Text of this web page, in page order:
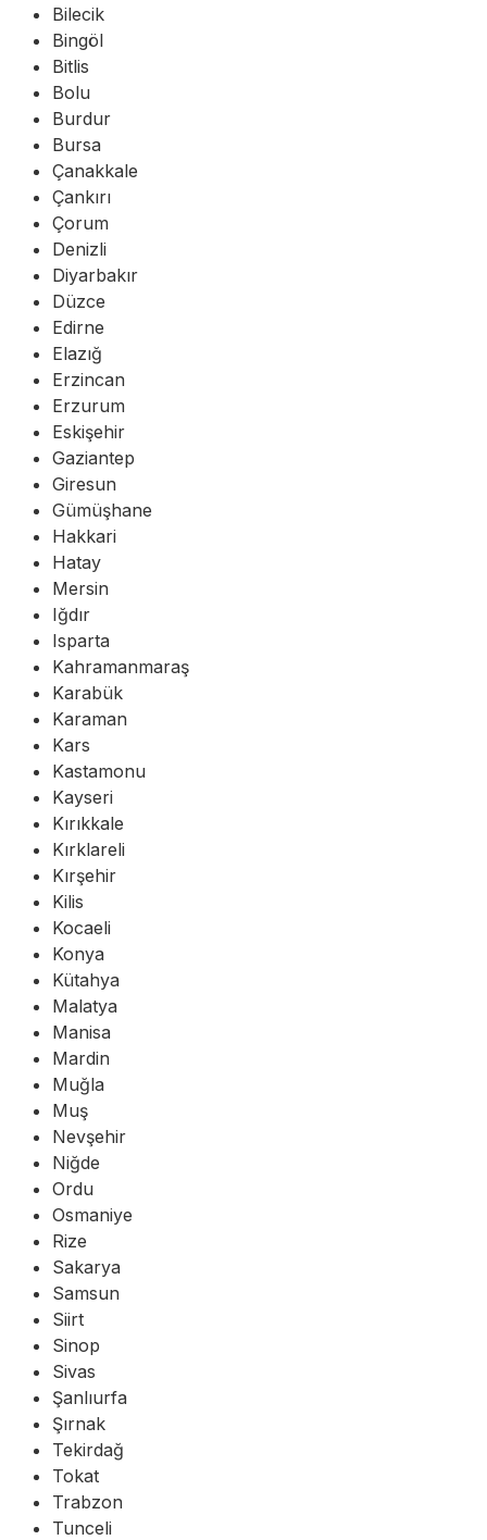
Bilecik
Bingöl
Bitlis
Bolu
Burdur
Bursa
Çanakkale
Çankırı
Çorum
Denizli
Diyarbakır
Düzce
Edirne
Elazığ
Erzincan
Erzurum
Eskişehir
Gaziantep
Giresun
Gümüşhane
Hakkari
Hatay
Mersin
Iğdır
Isparta
Kahramanmaraş
Karabük
Karaman
Kars
Kastamonu
Kayseri
Kırıkkale
Kırklareli
Kırşehir
Kilis
Kocaeli
Konya
Kütahya
Malatya
Manisa
Mardin
Muğla
Muş
Nevşehir
Niğde
Ordu
Osmaniye
Rize
Sakarya
Samsun
Siirt
Sinop
Sivas
Şanlıurfa
Şırnak
Tekirdağ
Tokat
Trabzon
Tunceli